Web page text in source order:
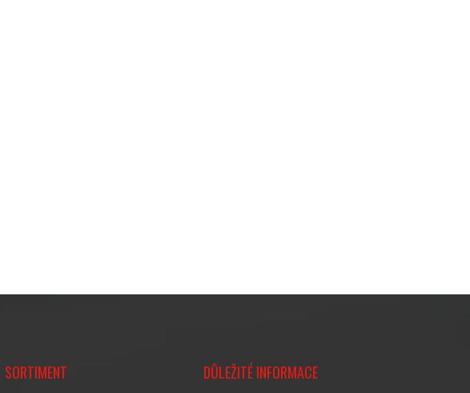
SORTIMENT DŮLEŽITÉ INFORMACE